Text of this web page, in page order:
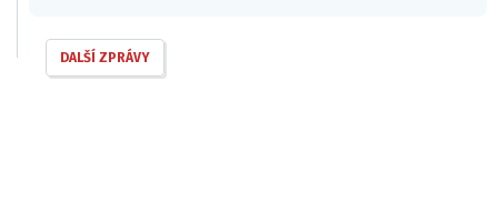
DALŠÍ ZPRÁVY